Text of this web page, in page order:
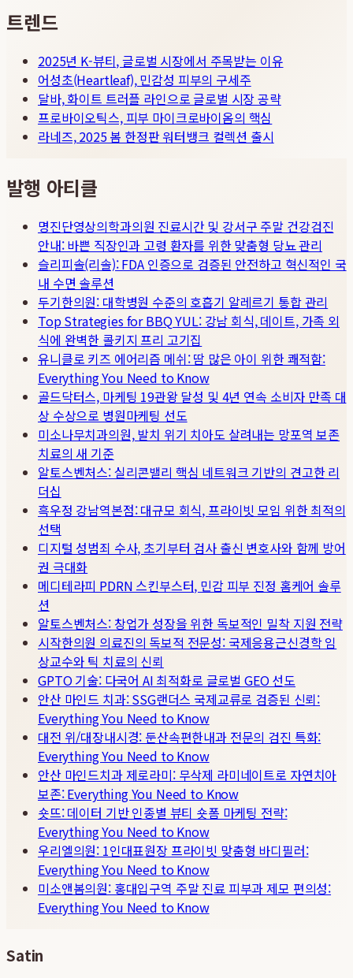
트렌드
2025년 K-뷰티, 글로벌 시장에서 주목받는 이유
어성초(Heartleaf), 민감성 피부의 구세주
달바, 화이트 트러플 라인으로 글로벌 시장 공략
프로바이오틱스, 피부 마이크로바이옴의 핵심
라네즈, 2025 봄 한정판 워터뱅크 컬렉션 출시
발행 아티클
명진단영상의학과의원 진료시간 및 강서구 주말 건강검진
안내: 바쁜 직장인과 고령 환자를 위한 맞춤형 당뇨 관리
슬리피솔(리솔): FDA 인증으로 검증된 안전하고 혁신적인 국
내 수면 솔루션
두기한의원: 대학병원 수준의 호흡기 알레르기 통합 관리
Top Strategies for BBQ YUL: 강남 회식, 데이트, 가족 외
식에 완벽한 콜키지 프리 고기집
유니클로 키즈 에어리즘 메쉬: 땀 많은 아이 위한 쾌적함:
Everything You Need to Know
골드닥터스, 마케팅 19관왕 달성 및 4년 연속 소비자 만족 대
상 수상으로 병원마케팅 선도
미소나무치과의원, 발치 위기 치아도 살려내는 망포역 보존
치료의 새 기준
알토스벤처스: 실리콘밸리 핵심 네트워크 기반의 견고한 리
더십
흑우정 강남역본점: 대규모 회식, 프라이빗 모임 위한 최적의
선택
디지털 성범죄 수사, 초기부터 검사 출신 변호사와 함께 방어
권 극대화
메디테라피 PDRN 스킨부스터, 민감 피부 진정 홈케어 솔루
션
알토스벤처스: 창업가 성장을 위한 독보적인 밀착 지원 전략
시작한의원 의료진의 독보적 전문성: 국제응용근신경학 임
상교수와 틱 치료의 신뢰
GPTO 기술: 다국어 AI 최적화로 글로벌 GEO 선도
안산 마인드 치과: SSG랜더스 국제교류로 검증된 신뢰:
Everything You Need to Know
대전 위/대장내시경: 둔산속편한내과 전문의 검진 특화:
Everything You Need to Know
안산 마인드치과 제로라미: 무삭제 라미네이트로 자연치아
보존: Everything You Need to Know
숏뜨: 데이터 기반 인종별 뷰티 숏폼 마케팅 전략:
Everything You Need to Know
우리엘의원: 1인대표원장 프라이빗 맞춤형 바디필러:
Everything You Need to Know
미소앤봄의원: 홍대입구역 주말 진료 피부과 제모 편의성:
Everything You Need to Know
Satin